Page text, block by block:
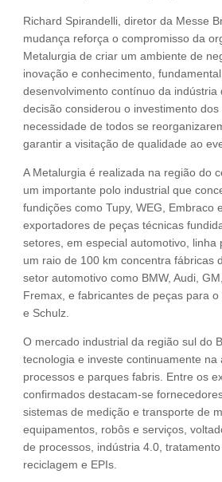
Richard Spirandelli, diretor da Messe
mudança reforça o compromisso da
Metalurgia de criar um ambiente de
inovação e conhecimento,
desenvolvimento contínuo da indústria
decisão considerou o investimento
necessidade de todos se
garantir a visitação de qualidade ao
A Metalurgia é realizada na região do
um importante polo industrial que
fundições como Tupy, WEG, Embraco
exportadores de peças técnicas
setores, em especial automotivo, linha
um raio de 100 km concentra fábricas
setor automotivo como BMW, Audi,
Fremax, e fabricantes de peças para
e Schulz.
O mercado industrial da região sul do
tecnologia e investe continuamente na
processos e parques fabris. Entre os
confirmados destacam-se
sistemas de medição e transporte de
equipamentos, robôs e serviços,
de processos, indústria 4.0,
reciclagem e EPIs.